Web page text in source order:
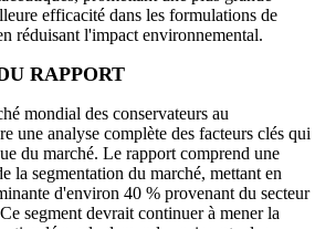
efficacité dans les formulations de
réduisant l'impact environnemental.
RAPPORT
mondial des conservateurs au
une analyse complète des facteurs clés qui
du marché. Le rapport comprend une
la segmentation du marché, mettant en
d'environ 40 % provenant du secteur
segment devrait continuer à mener la